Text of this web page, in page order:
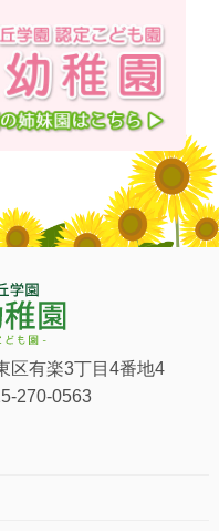
有楽3丁目4番地4
270-0563